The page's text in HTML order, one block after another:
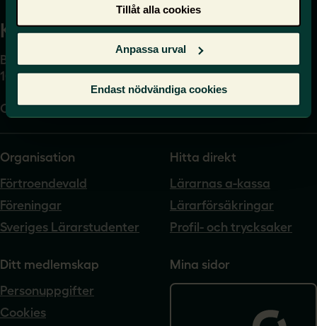
Tillåt alla cookies
Anpassa urval
Endast nödvändiga cookies
Kansli
Box 17061
104 62 Stockholm
Org.nr. 802540-5542
Organisation
Förtroendevald
Föreningar
Sveriges Lärarstudenter
Hitta direkt
Lärarnas a-kassa
Lärarförsäkringar
Profil- och trycksaker
Ditt medlemskap
Personuppgifter
Cookies
Mina sidor